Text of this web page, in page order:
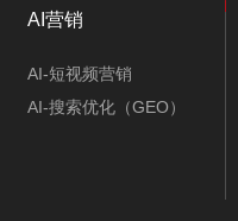
AI营销
AI-短视频营销
AI-搜索优化（GEO）